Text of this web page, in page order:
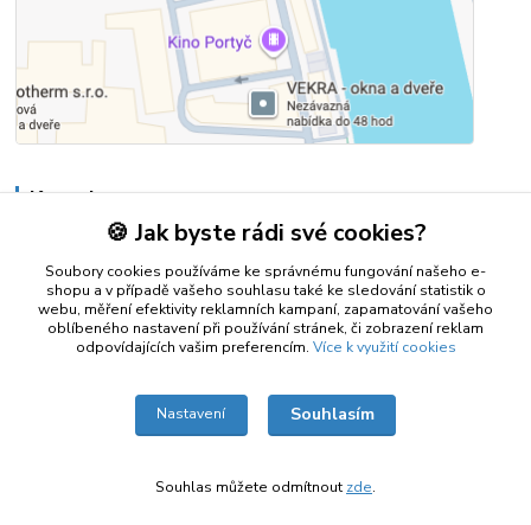
Kontakty
+420 728 792 742
Denně 8-20
repaspcpisek@email.cz
🍪 Jak byste rádi své cookies?
Soubory cookies používáme ke správnému fungování našeho e-
shopu a v případě vašeho souhlasu také ke sledování statistik o
webu, měření efektivity reklamních kampaní, zapamatování vašeho
oblíbeného nastavení při používání stránek, či zobrazení reklam
odpovídajících vašim preferencím. Více k využití cookies
Nastavení Souhlasím
Souhlas můžete odmítnout zde.